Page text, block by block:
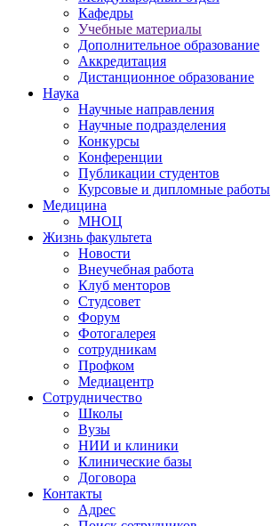
Кафедры
Учебные материалы
Дополнительное образование
Аккредитация
Дистанционное образование
Наука
Научные направления
Научные подразделения
Конкурсы
Конференции
Публикации студентов
Курсовые и дипломные работы
Медицина
МНОЦ
Жизнь факультета
Новости
Внеучебная работа
Клуб менторов
Студсовет
Форум
Фотогалерея
сотрудникам
Профком
Медиацентр
Сотрудничество
Школы
Вузы
НИИ и клиники
Клинические базы
Договора
Контакты
Адрес